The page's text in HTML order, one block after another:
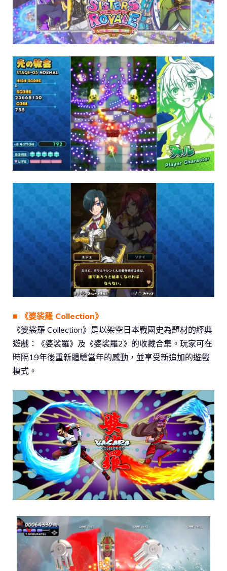
■ 《婆裟羅 Collection》
《婆裟羅 Collection》是以架空日本戰國史為題材的經典
遊戲：《婆裟羅》及《婆裟羅2》的收藏合集。玩家可在
時隔19年後重新體驗當年的感動，並享受新追加的遊戲
模式。